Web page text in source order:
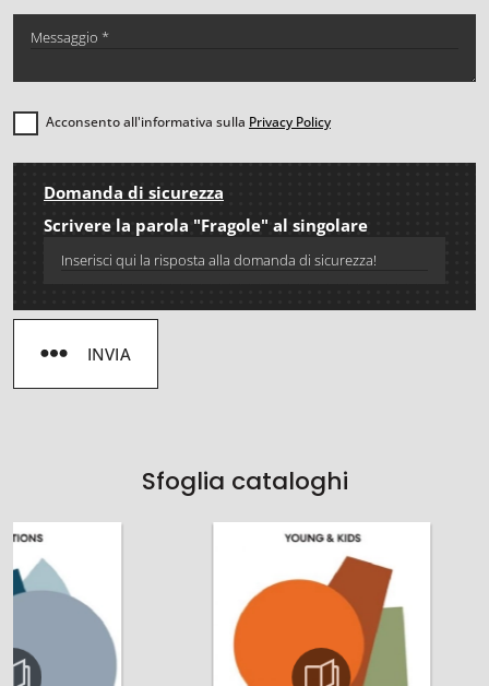
Sfoglia cataloghi
Acconsento all'informativa sulla Privacy Policy
Domanda di sicurezza
Scrivere la parola "Fragole" al singolare
INVIA